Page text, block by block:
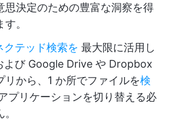
思決定のための豊富な洞察を得
。
テッド検索を 最大限に活用し
よび Google Drive や Dropbox
リから、1 か所でファイルを検
プリケーションを切り替える必